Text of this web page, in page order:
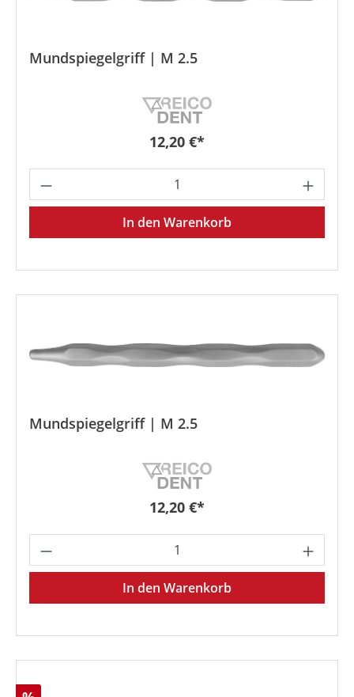
Mundspiegelgriff | M 2.5
Regulärer Preis:
12,20 €*
Produkt Anzahl: Gib den
In den Warenkorb
Mundspiegelgriff | M 2.5
Regulärer Preis:
12,20 €*
Produkt Anzahl: Gib den
In den Warenkorb